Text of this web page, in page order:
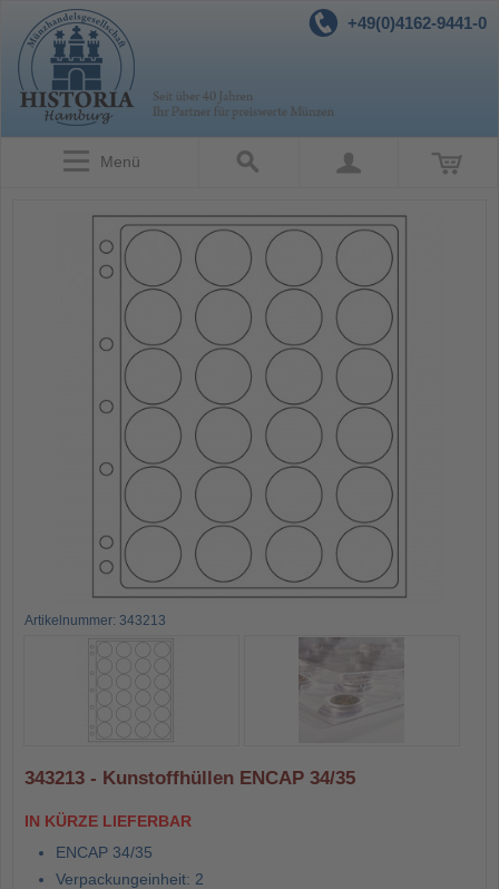
+49(0)4162-9441-0
Menü
Artikelnummer: 343213
343213 - Kunstoffhüllen ENCAP 34/35
IN KÜRZE LIEFERBAR
ENCAP 34/35
Verpackungeinheit: 2